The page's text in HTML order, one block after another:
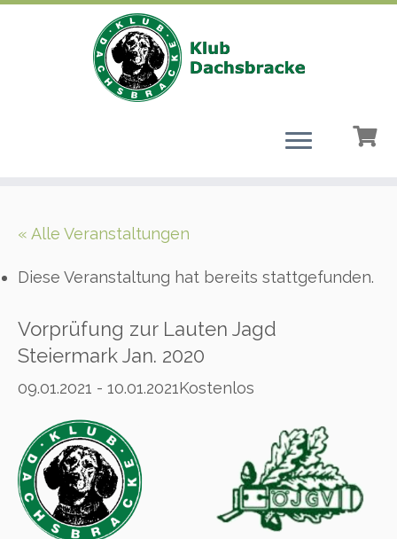
« Alle Veranstaltungen
Diese Veranstaltung hat bereits stattgefunden.
Vorprüfung zur Lauten Jagd
Steiermark Jan. 2020
09.01.2021 - 10.01.2021Kostenlos